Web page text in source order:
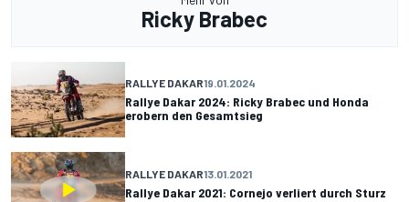
Ricky Brabec
RALLYE DAKAR19.01.2024
Rallye Dakar 2024: Ricky Brabec und Honda
erobern den Gesamtsieg
RALLYE DAKAR13.01.2021
Rallye Dakar 2021: Cornejo verliert durch Sturz